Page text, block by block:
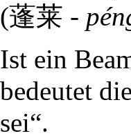
(蓬莱 -
Ist ein
bedeutet
sei“.